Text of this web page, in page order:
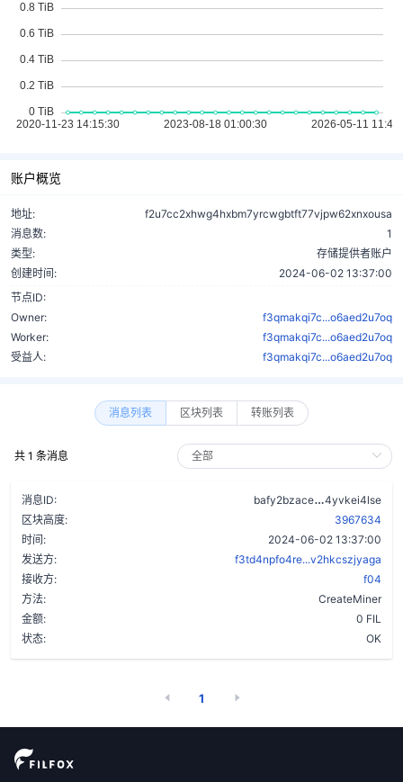
账户概览
地址:
f2u7cc2xhwg4hxbm7yrcwgbtft77vjpw62xnxousa
消息数:
1
类型:
存储提供者账户
创建时间:
2024-06-02 13:37:00
节点ID:
Owner:
f3qmakqi7c...o6aed2u7oq
Worker:
f3qmakqi7c...o6aed2u7oq
受益人:
f3qmakqi7c...o6aed2u7oq
消息列表 区块列表 转账列表
共 1 条消息
消息ID: bafy2bzace
4yvkei4lse
区块高度:
3967634
时间:
2024-06-02 13:37:00
发送方:
f3td4npfo4re...v2hkcszjyaga
接收方:
f04
方法:
CreateMiner
金额:
0 FIL
状态:
OK
1